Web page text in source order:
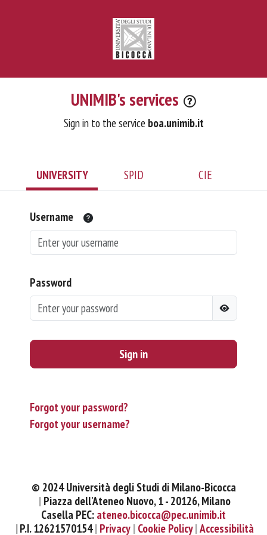
UNIMIB's services
Sign in to the service boa.unimib.it
UNIVERSITY SPID CIE
Username
Password
Sign in
Forgot your password?
Forgot your username?
© 2024 Università degli Studi di Milano-Bicocca
Piazza dell'Ateneo Nuovo, 1 - 20126, Milano
Casella PEC: ateneo.bicocca@pec.unimib.it
P.I. 12621570154 Privacy Cookie Policy Accessibilità